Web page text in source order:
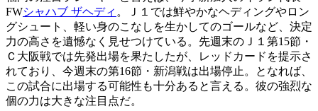
FWシャハブ ザヘディ 。Ｊ１では鮮やかなヘディングやロン
グシュート、軽い身のこなしを生かしてのゴールなど、決定
力の高さを遺憾なく見せつけている。先週末のＪ１第15節・
Ｃ大阪戦では先発出場を果たしたが、レッドカードを提示さ
れており、今週末の第16節・新潟戦は出場停止。となれば、
この試合に出場する可能性も十分あると言える。彼の強烈な
個の力は大きな注目点だ。